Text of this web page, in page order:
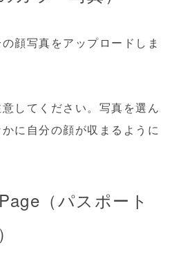
顔写真をアップロードしま
してください。写真を選ん
に自分の顔が収まるように
（パスポート